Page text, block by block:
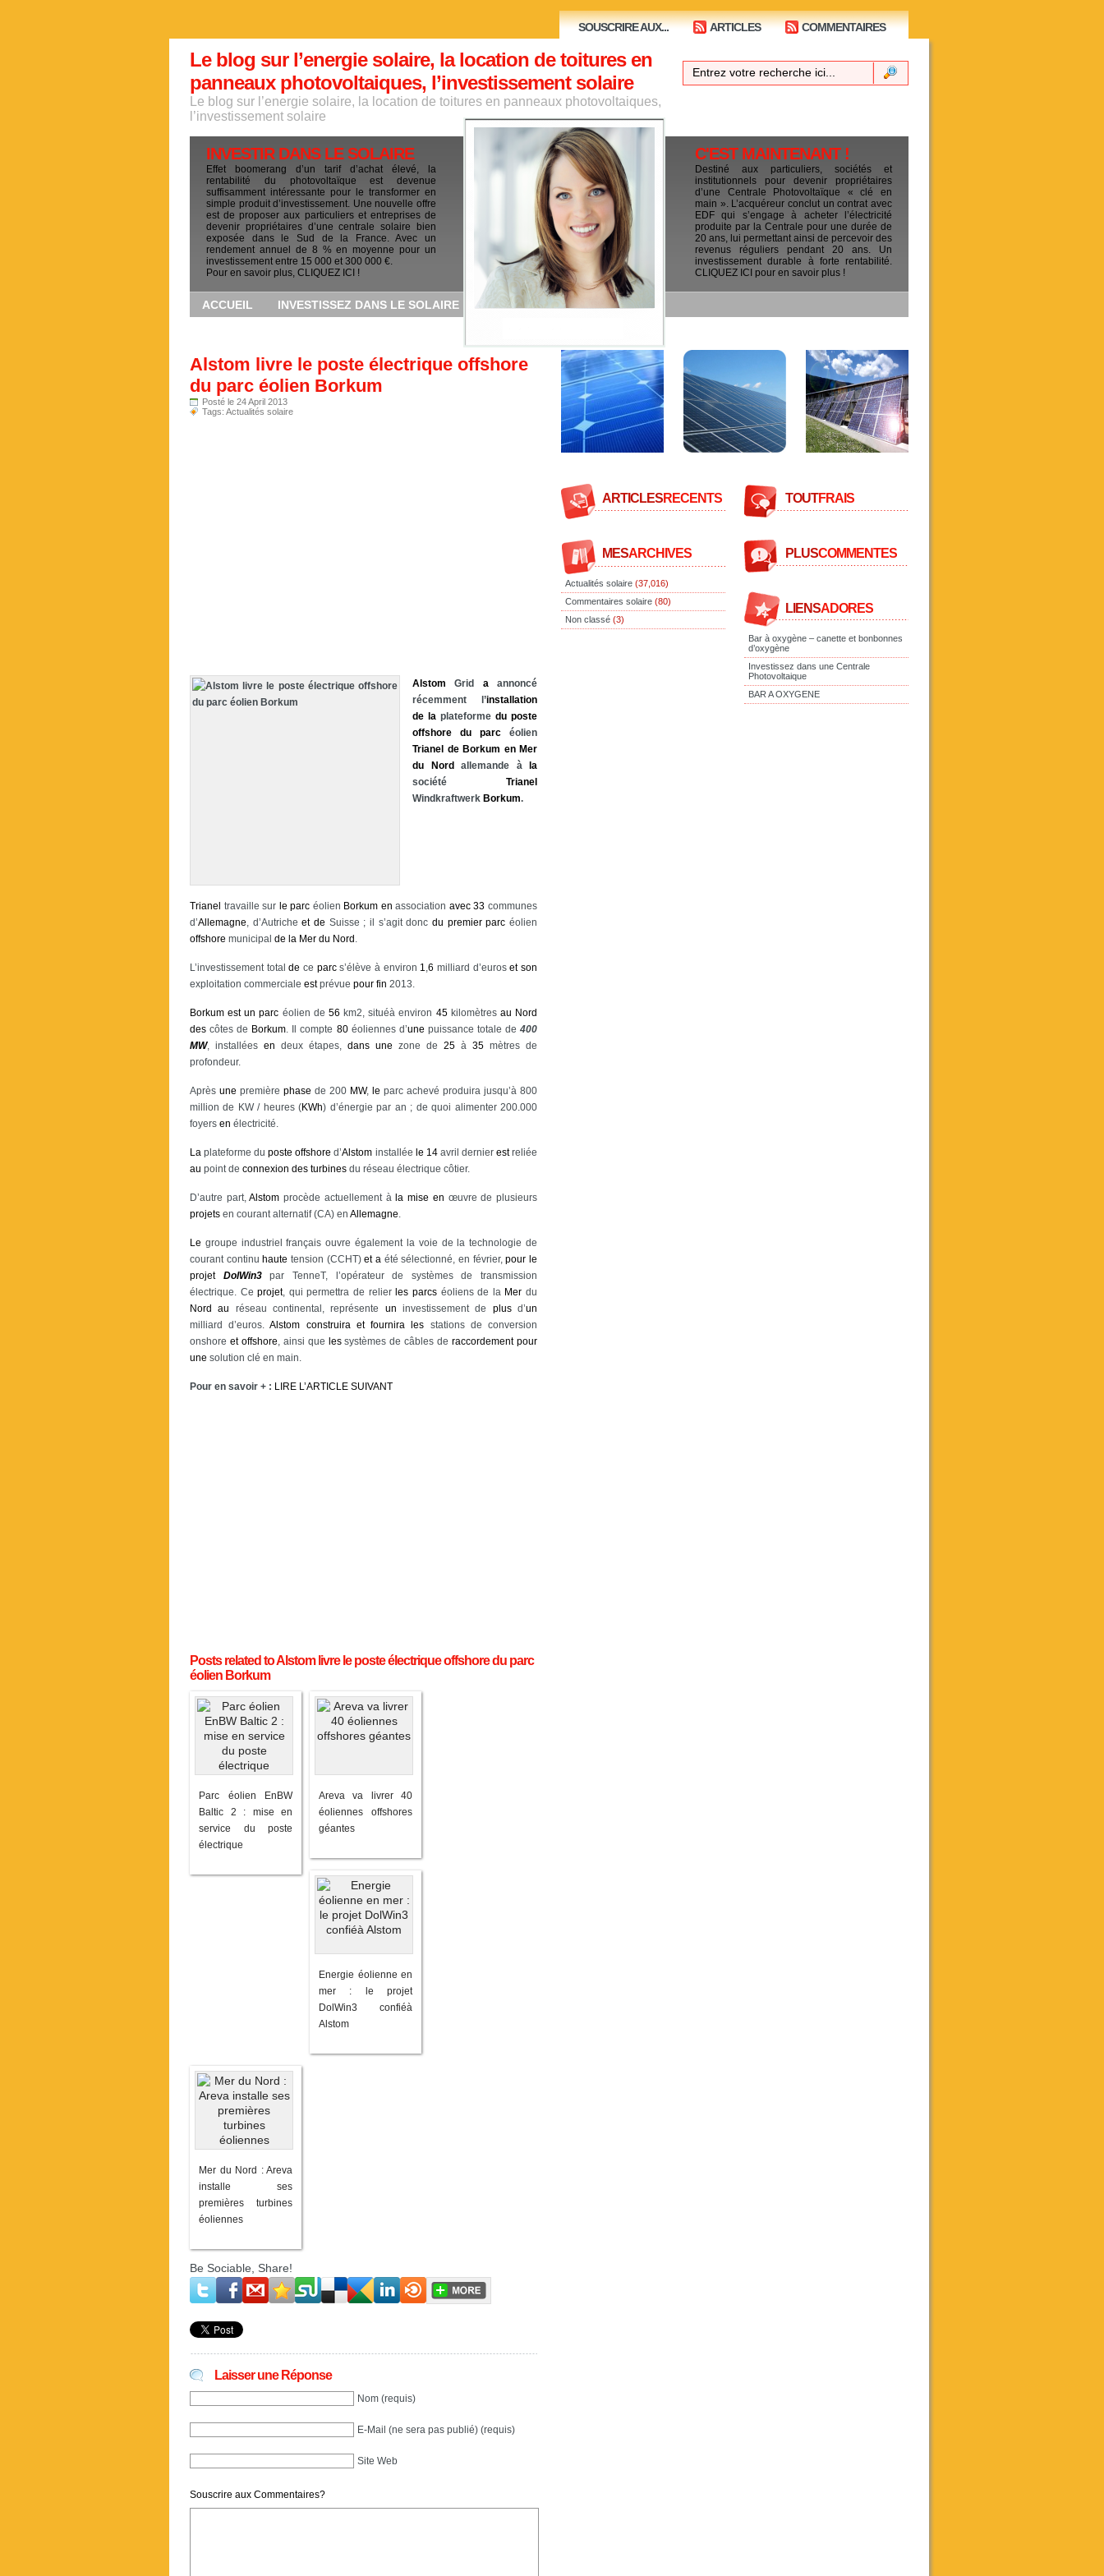
SOUSCRIRE AUX... ARTICLES COMMENTAIRES
Le blog sur l’energie solaire, la location de toitures en
panneaux photovoltaiques, l’investissement solaire
Le blog sur l’energie solaire, la location de toitures en panneaux photovoltaiques,
l’investissement solaire
INVESTIR DANS LE SOLAIRE
Effet boomerang d’un tarif d’achat élevé, la
rentabilité du photovoltaïque est devenue
suffisamment intéressante pour le transformer en
simple produit d’investissement. Une nouvelle offre
est de proposer aux particuliers et entreprises de
devenir propriétaires d’une centrale solaire bien
exposée dans le Sud de la France. Avec un
rendement annuel de 8 % en moyenne pour un
investissement entre 15 000 et 300 000 €.
Pour en savoir plus, CLIQUEZ ICI !
ACCUEIL INVESTISSEZ DANS LE SOLAIRE
C'EST MAINTENANT !
Destiné aux particuliers, sociétés et
institutionnels pour devenir propriétaires
d’une Centrale Photovoltaïque « clé en
main ». L’acquéreur conclut un contrat avec
EDF qui s’engage à acheter l’électricité
produite par la Centrale pour une durée de
20 ans, lui permettant ainsi de percevoir des
revenus réguliers pendant 20 ans. Un
investissement durable à forte rentabilité.
CLIQUEZ ICI pour en savoir plus !
Alstom livre le poste électrique offshore
du parc éolien Borkum
Posté le 24 April 2013
Tags: Actualités solaire
Alstom Grid aannoncé
récemment l’installation
de la plateforme du poste
offshore
du parc éolien
Trianel de Borkum en Mer
du
Nord allemande à
la
société Trianel
Windkraftwerk Borkum.
Trianel travaille sur le parc éolien Borkum en association avec 33 communes
d’Allemagne, d’Autricheet de Suisse ; il s’agit doncdu premier parc éolien
offshore municipal de la Mer du Nord .
L’investissement totalde ce parcs’élève à environ 1,6 milliard d’euroset son
exploitation commerciale estprévue pour fin 2013.
Borkum est un parc éolien de 56 km2, situéà environ 45kilomètres au Nord
des côtes de Borkum. Il compte 80éoliennes d’une puissance totale de400
MW, installées en deux étapes, dans une zone de 25 à 35 mètres de
profondeur.
Après une première phase de 200 MW, le parc achevé produira jusqu’à 800
million de KW / heures (KWh) d’énergie par an ; de quoi alimenter 200.000
foyers en électricité.
La plateforme duposte offshore d’Alstom installée le 14avril dernier estreliée
au point de connexion des turbines du réseau électrique côtier.
D’autre part,Alstom procède actuellement à la mise en œuvre de plusieurs
projets en courant alternatif (CA) en Allemagne.
Le groupe industriel français ouvre également la voie de la technologie de
courant continu haute tension (CCHT)et a été sélectionné, en février,pour le
projet
DolWin3
par TenneT, l’opérateur de systèmes de transmission
électrique. Ceprojet, qui permettra de relier les parcséoliens de la Mer du
Nord
au réseau continental, représente un investissement de plusd’un
milliard d’euros.Alstom construira et fournira les stations de conversion
onshore et offshore, ainsi que lessystèmes de câbles deraccordement pour
une solution clé en main.
Pour en savoir + : LIRE L’ARTICLE SUIVANT
Posts related to Alstom livre le poste électrique offshore du parc
éolien Borkum
Parc éolien EnBW
Baltic 2 : mise en
service du poste
électrique
Areva va livrer 40
éoliennes offshores
géantes
Energie éolienne en
mer : le projet
DolWin3 confiéà
Alstom
Mer du Nord : Areva
installe ses
premières turbines
éoliennes
Be Sociable, Share!
Laisser une Réponse
Nom (requis)
E-Mail (ne sera pas publié) (requis)
Site Web
Souscrire aux Commentaires?
ARTICLESRECENTS
MESARCHIVES
Actualités solaire (37,016)
Commentaires solaire (80)
Non classé (3)
TOUTFRAIS
PLUSCOMMENTES
LIENSADORES
Bar à oxygène – canette et bonbonnes
d’oxygène
Investissez dans une Centrale
Photovoltaique
BAR A OXYGENE